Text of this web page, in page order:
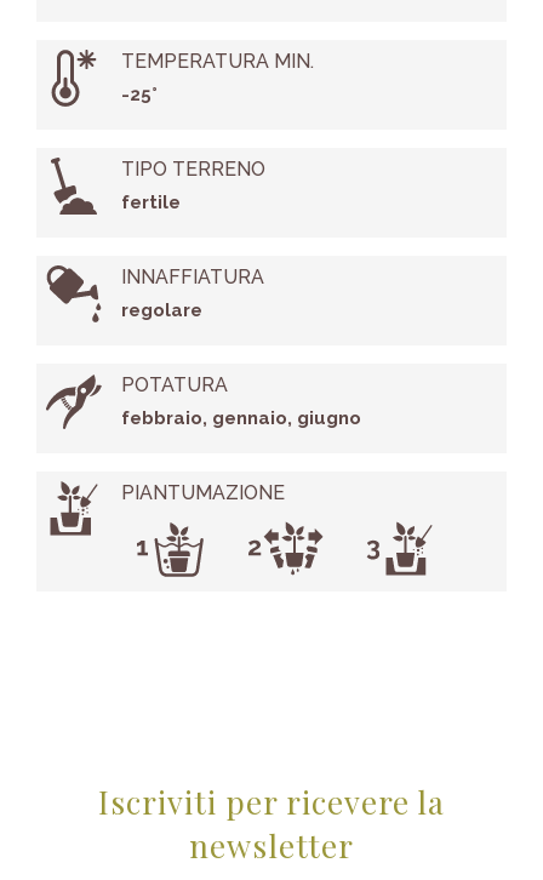
TEMPERATURA MIN.
-25°
TIPO TERRENO
fertile
INNAFFIATURA
regolare
POTATURA
febbraio, gennaio, giugno
PIANTUMAZIONE
Iscriviti per ricevere la
newsletter